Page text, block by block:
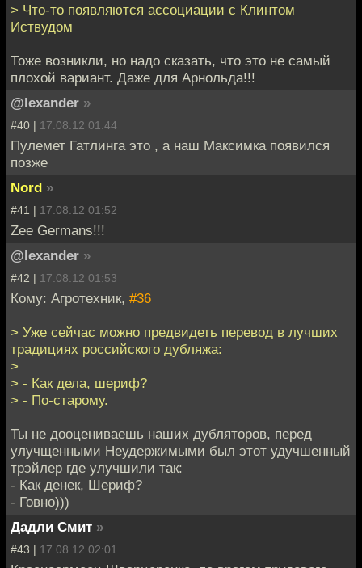
> Что-то появляются ассоциации с Клинтом
Иствудом
Тоже возникли, но надо сказать, что это не самый
плохой вариант. Даже для Арнольда!!!
@lexander »
#40 | 17.08.12 01:44
Пулемет Гатлинга это , а наш Максимка появился
позже
Nord »
#41 | 17.08.12 01:52
Zee Germans!!!
@lexander »
#42 | 17.08.12 01:53
Кому: Агротехник, #36
> Уже сейчас можно предвидеть перевод в лучших
традициях российского дубляжа:
>
> - Как дела, шериф?
> - По-старому.
Ты не дооцениваешь наших дубляторов, перед
улучщенными Неудержимыми был этот удучшенный
трэйлер где улучшили так:
- Как денек, Шериф?
- Говно)))
Дадли Смит »
#43 | 17.08.12 02:01